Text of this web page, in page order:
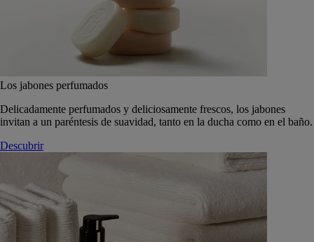
Los jabones perfumados
Delicadamente perfumados y deliciosamente frescos, los jabones
invitan a un paréntesis de suavidad, tanto en la ducha como en el baño.
Descubrir